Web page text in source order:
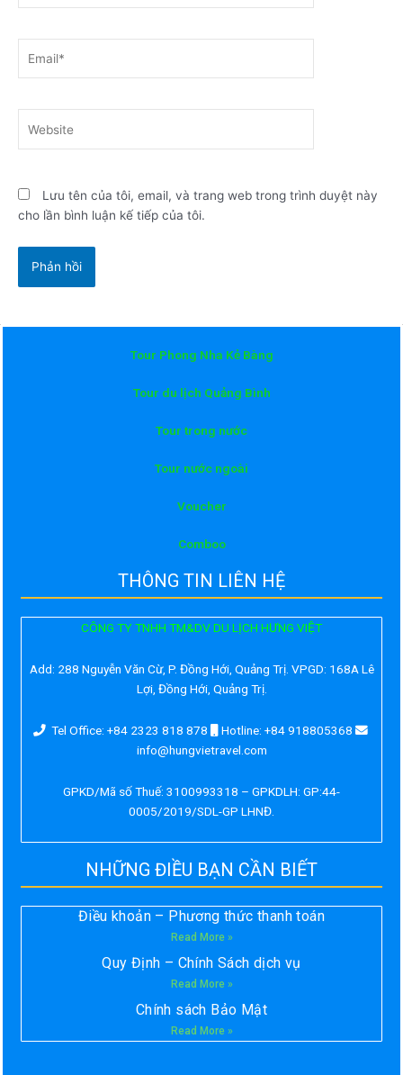
Lưu tên của tôi, email, và trang web trong trình duyệt này
cho lần bình luận kế tiếp của tôi.
Tour Phong Nha Kẻ Bàng
Tour du lịch Quảng Bình
Tour trong nước
Tour nước ngoài
Voucher
Comboo
THÔNG TIN LIÊN HỆ
CÔNG TY TNHH TM&DV DU LỊCH HƯNG VIỆT
Add: 288 Nguyễn Văn Cừ, P. Đồng Hới, Quảng Trị. VPGD: 168A Lê
Lợi, Đồng Hới, Quảng Trị.
Tel Office: +84 2323 818 878
Hotline: +84 918805368
info@hungvietravel.com
GPKD/Mã số Thuế: 3100993318 – GPKDLH: GP:44-
0005/2019/SDL-GP LHNĐ.
NHỮNG ĐIỀU BẠN CẦN BIẾT
Điều khoản – Phương thức thanh toán
Read More »
Quy Định – Chính Sách dịch vụ
Read More »
Chính sách Bảo Mật
Read More »